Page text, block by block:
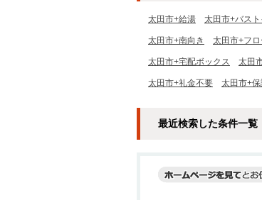
太田市+給湯 太田市+バスト
太田市+南向き 太田市+フ
太田市+宅配ボックス 太田
太田市+礼金不要 太田市+
最近検索した条件一覧